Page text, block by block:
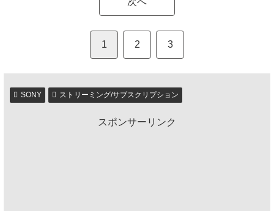
1 2 3
SONY ストリーミング/サブスクリプション
スポンサーリンク